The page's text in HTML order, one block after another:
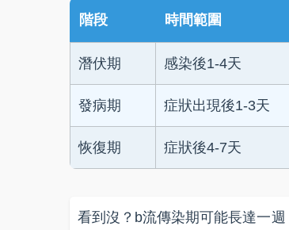
階段 時間範圍
潛伏期 感染後1-4天
發病期 症狀出現後1-3天
恢復期 症狀後4-7天
看到沒？b流傳染期可能長達一